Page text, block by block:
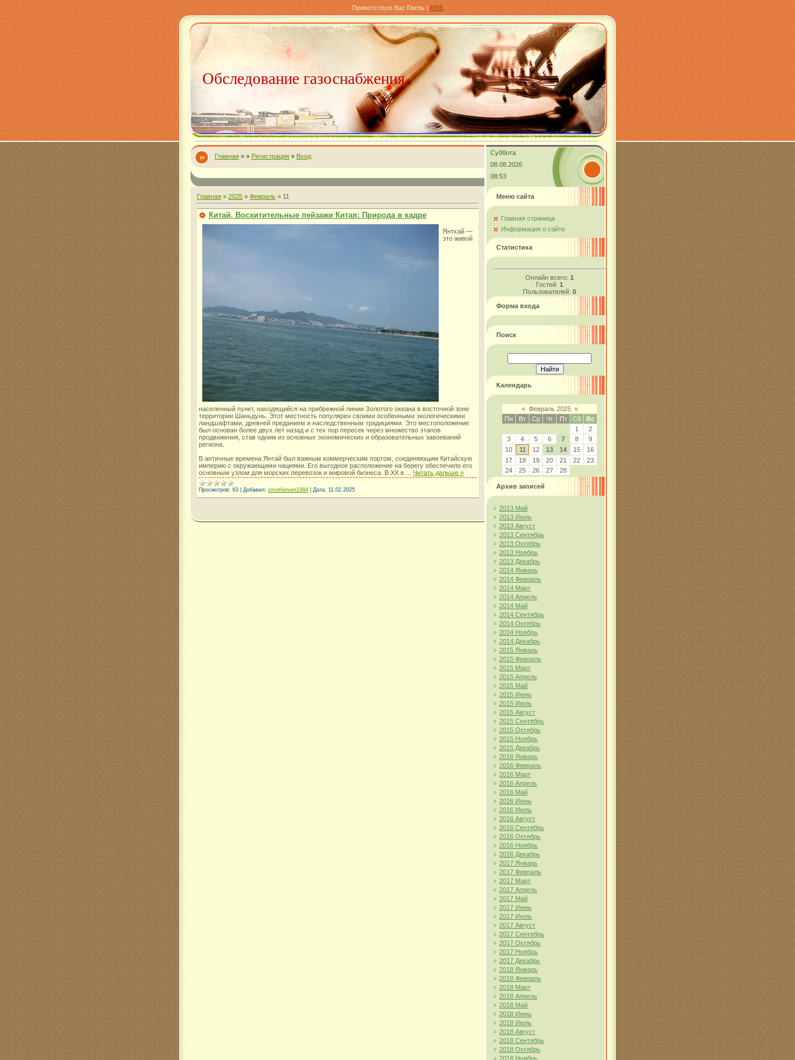
Приветствую Вас Гость | RSS
Обследование газоснабжения
Главная » » Регистрация » Вход
Суббота
08.08.2026
08:53
Главная » 2025 » Февраль » 11
Китай. Восхитительные пейзажи Китая: Природа в кадре
Янтхай —
это живой
населенный пункт, находящийся на прибрежной линии Золотого океана в восточной зоне
территории Шаньдунь. Этот местность популярен своими особенными экологическими
ландшафтами, древней преданием и наследственным традициями. Это местоположение
был основан более двух лет назад и с тех пор пересек через множество этапов
продвижения, став одним из основных экономических и образовательных завоеваний
региона.
В античные времена Янтай был важным коммерческим портом, соединяющим Китайскую
империю с окружающими нациями. Его выгодное расположение на берегу обеспечило его
основным узлом для морских перевозок и мировой бизнеса. В XX в
Читать дальше »
Просмотров: 63 Добавил: smothinven1984 Дата: 11.02.2025
Меню сайта
Главная страница
Информация о сайте
Статистика
Онлайн всего: 1
Гостей: 1
Пользователей: 0
Форма входа
Поиск
Календарь
« Февраль 2025 »
Пн
Вт Ср Чт Пт Сб
Вс
1
2
3
4 5 6 7 8
9
10
11 12 13 14 15
16
17
18 19 20 21 22
23
24
25 26 27 28
Архив записей
2013 Май
2013 Июль
2013 Август
2013 Сентябрь
2013 Октябрь
2013 Ноябрь
2013 Декабрь
2014 Январь
2014 Февраль
2014 Март
2014 Апрель
2014 Май
2014 Сентябрь
2014 Октябрь
2014 Ноябрь
2014 Декабрь
2015 Январь
2015 Февраль
2015 Март
2015 Апрель
2015 Май
2015 Июнь
2015 Июль
2015 Август
2015 Сентябрь
2015 Октябрь
2015 Ноябрь
2015 Декабрь
2016 Январь
2016 Февраль
2016 Март
2016 Апрель
2016 Май
2016 Июнь
2016 Июль
2016 Август
2016 Сентябрь
2016 Октябрь
2016 Ноябрь
2016 Декабрь
2017 Январь
2017 Февраль
2017 Март
2017 Апрель
2017 Май
2017 Июнь
2017 Июль
2017 Август
2017 Сентябрь
2017 Октябрь
2017 Ноябрь
2017 Декабрь
2018 Январь
2018 Февраль
2018 Март
2018 Апрель
2018 Май
2018 Июнь
2018 Июль
2018 Август
2018 Сентябрь
2018 Октябрь
2018 Ноябрь